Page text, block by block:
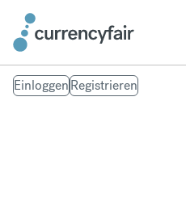
EinloggenRegistrieren